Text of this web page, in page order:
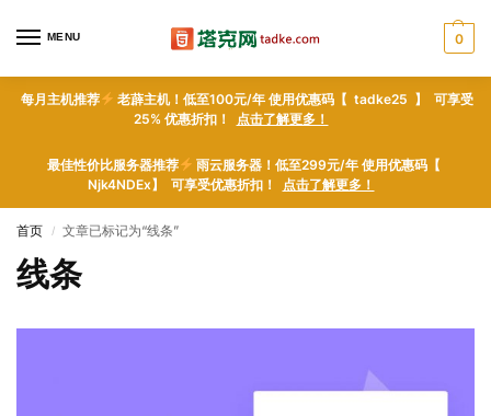
MENU 0
每月主机推荐
老薜主机！低至100元/年 使用优惠码【 tadke25 】 可享受
25% 优惠折扣！ 点击了解更多！
最佳性价比服务器推荐
雨云服务器！低至299元/年 使用优惠码【
Njk4NDEx】 可享受优惠折扣！ 点击了解更多！
首页 / 文章已标记为“线条”
线条